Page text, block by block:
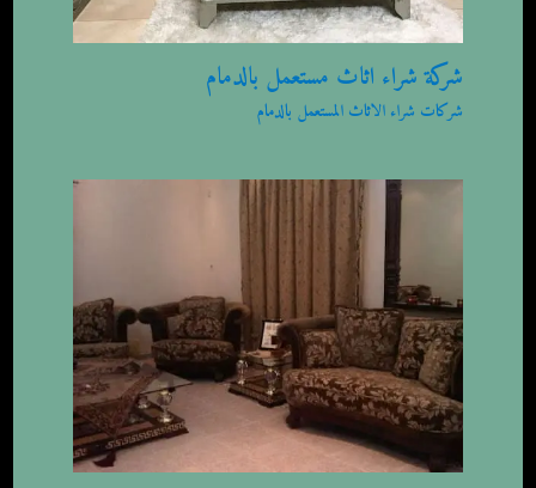
شركة شراء اثاث مستعمل بالدمام
شركات شراء الاثاث المستعمل بالدمام